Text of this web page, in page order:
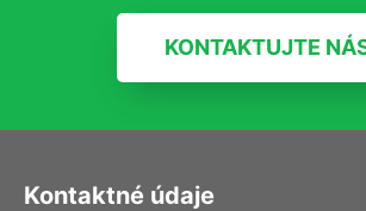
KONTAKTUJTE
Kontaktné údaje